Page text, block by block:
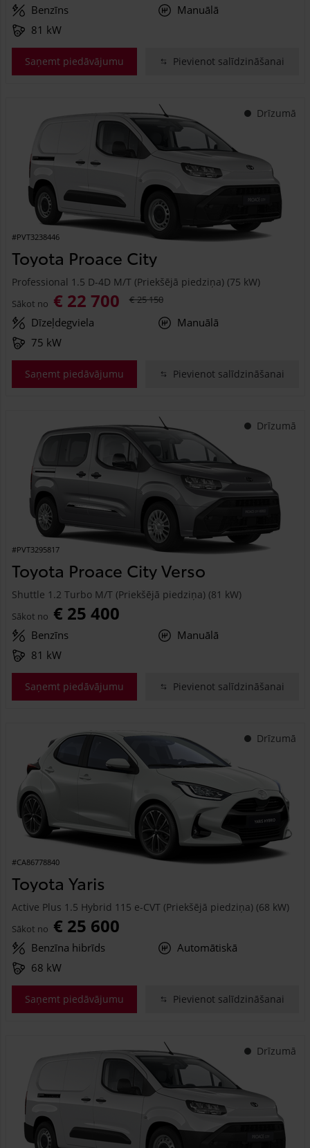
Benzīns
Manuālā
81 kW
Saņemt piedāvājumu Pievienot salīdzināšanai
Drīzumā
#PVT3238446
Toyota Proace City
Professional 1.5 D-4D M/T (Priekšējā piedziņa) (75 kW)
Sākot no € 22 700 € 25 150
Dīzeļdegviela
Manuālā
75 kW
Saņemt piedāvājumu Pievienot salīdzināšanai
Drīzumā
#PVT3295817
Toyota Proace City Verso
Shuttle 1.2 Turbo M/T (Priekšējā piedziņa) (81 kW)
Sākot no € 25 400
Benzīns
Manuālā
81 kW
Saņemt piedāvājumu Pievienot salīdzināšanai
Drīzumā
#CA86778840
Toyota Yaris
Active Plus 1.5 Hybrid 115 e-CVT (Priekšējā piedziņa) (68 kW)
Sākot no € 25 600
Benzīna hibrīds
Automātiskā
68 kW
Saņemt piedāvājumu Pievienot salīdzināšanai
Drīzumā